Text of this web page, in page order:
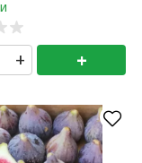
+ +